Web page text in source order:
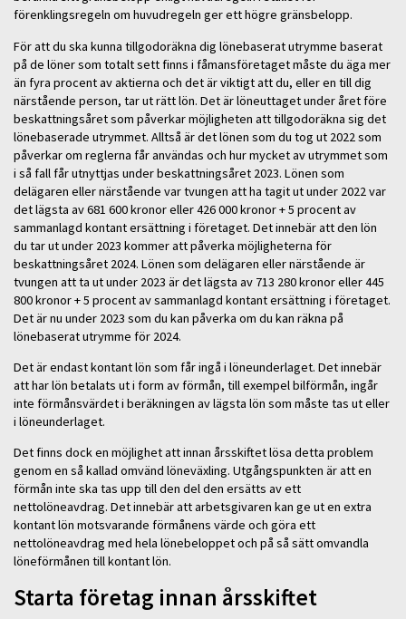
förenklingsregeln om huvudregeln ger ett högre gränsbelopp.
För att du ska kunna tillgodoräkna dig lönebaserat utrymme baserat
på de löner som totalt sett finns i fåmansföretaget måste du äga mer
än fyra procent av aktierna och det är viktigt att du, eller en till dig
närstående person, tar ut rätt lön. Det är löneuttaget under året före
beskattningsåret som påverkar möjligheten att tillgodoräkna sig det
lönebaserade utrymmet. Alltså är det lönen som du tog ut 2022 som
påverkar om reglerna får användas och hur mycket av utrymmet som
i så fall får utnyttjas under beskattningsåret 2023. Lönen som
delägaren eller närstående var tvungen att ha tagit ut under 2022 var
det lägsta av 681 600 kronor eller 426 000 kronor + 5 procent av
sammanlagd kontant ersättning i företaget. Det innebär att den lön
du tar ut under 2023 kommer att påverka möjligheterna för
beskattningsåret 2024. Lönen som delägaren eller närstående är
tvungen att ta ut under 2023 är det lägsta av 713 280 kronor eller 445
800 kronor + 5 procent av sammanlagd kontant ersättning i företaget.
Det är nu under 2023 som du kan påverka om du kan räkna på
lönebaserat utrymme för 2024.
Det är endast kontant lön som får ingå i löneunderlaget. Det innebär
att har lön betalats ut i form av förmån, till exempel bilförmån, ingår
inte förmånsvärdet i beräkningen av lägsta lön som måste tas ut eller
i löneunderlaget.
Det finns dock en möjlighet att innan årsskiftet lösa detta problem
genom en så kallad omvänd löneväxling. Utgångspunkten är att en
förmån inte ska tas upp till den del den ersätts av ett
nettolöneavdrag. Det innebär att arbetsgivaren kan ge ut en extra
kontant lön motsvarande förmånens värde och göra ett
nettolöneavdrag med hela lönebeloppet och på så sätt omvandla
löneförmånen till kontant lön.
Starta företag innan årsskiftet